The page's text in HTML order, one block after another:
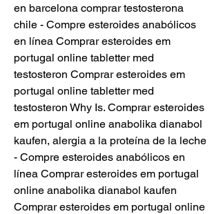
en barcelona comprar testosterona
chile - Compre esteroides anabólicos
en línea Comprar esteroides em
portugal online tabletter med
testosteron Comprar esteroides em
portugal online tabletter med
testosteron Why Is. Comprar esteroides
em portugal online anabolika dianabol
kaufen, alergia a la proteína de la leche
- Compre esteroides anabólicos en
línea Comprar esteroides em portugal
online anabolika dianabol kaufen
Comprar esteroides em portugal online